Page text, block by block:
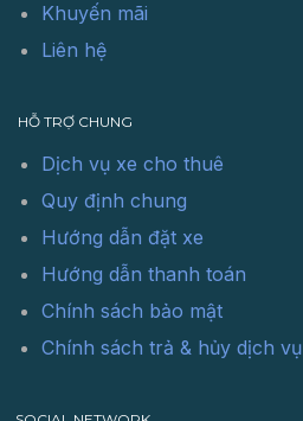
Khuyến mãi
Liên hệ
HỖ TRỢ CHUNG
Dịch vụ xe cho thuê
Quy định chung
Hướng dẫn đặt xe
Hướng dẫn thanh toán
Chính sách bảo mật
Chính sách trả & hủy dịch vụ